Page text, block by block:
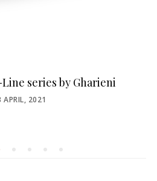
series by Gharieni
APRIL, 2021